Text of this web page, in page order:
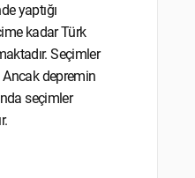
yaptığı
kadar Türk
Seçimler
depremin
seçimler